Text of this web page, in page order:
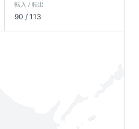
転入 / 転出
90 / 113